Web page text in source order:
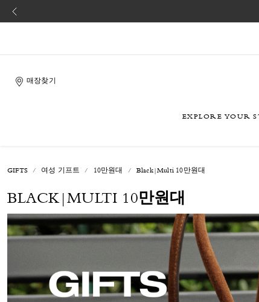
매장찾기
EXPLORE YOUR
GIFTS 여성 기프트 10만원대 Black|Multi 10만원대
BLACK|MULTI 10만원대